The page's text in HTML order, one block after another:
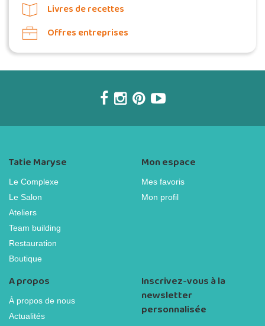
Livres de recettes
Offres entreprises
Tatie Maryse
Le Complexe
Le Salon
Ateliers
Team building
Restauration
Boutique
Mon espace
Mes favoris
Mon profil
A propos
À propos de nous
Actualités
Inscrivez-vous à la
newsletter
personnalisée